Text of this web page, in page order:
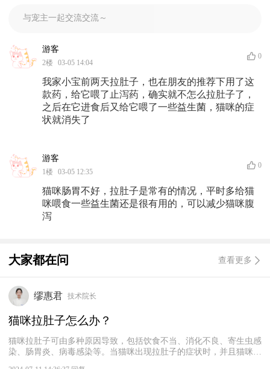
与宠主一起交流交流～
游客
2楼 03-05 14:04
0
我家小宝前两天拉肚子，也在朋友的推荐下用了这
款药，给它喂了止泻药，确实就不怎么拉肚子了，
之后在它进食后又给它喂了一些益生菌，猫咪的症
状就消失了
游客
1楼 03-05 12:35
0
猫咪肠胃不好，拉肚子是常有的情况，平时多给猫
咪喂食一些益生菌还是很有用的，可以减少猫咪腹
泻
大家都在问 查看更多
缪惠君 技术院长
猫咪拉肚子怎么办？
猫咪拉肚子可由多种原因导致，包括饮食不当、消化不良、寄生虫感
染、肠胃炎、病毒感染等。当猫咪出现拉肚子的症状时，并且猫咪精